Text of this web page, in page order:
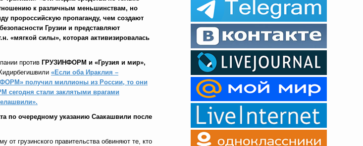
к различным меньшинствам, но
пророссийскую пропаганду, чем создают
Грузии и представляют
«мягкой силы», которая активизировалась
против ГРУЗИНФОРМ и «Грузия и мир»,
«Если оба Ираклия –
получил миллионы из России, то они
сегодня стали заклятыми врагами
по очередному указанию Саакашвили после
грузинского правительства обвиняют те, кто